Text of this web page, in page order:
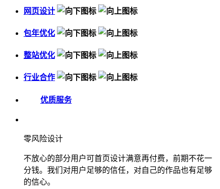
网页设计
包年优化
整站优化
行业合作
优质服务
零风险设计
不放心的部分用户可首页设计满意再付费，前期不花一
分钱。我们对用户足够的信任，对自己的作品也有足够
的信心。